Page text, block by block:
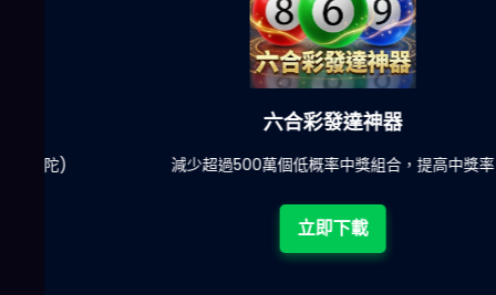
六合彩發達神器
減少超過500萬個低概率中獎組合，提高中獎率
立即下載